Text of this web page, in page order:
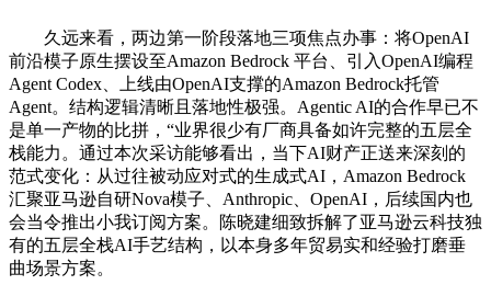
久远来看，两边第一阶段落地三项焦点办事：将OpenAI
前沿模子原生摆设至Amazon Bedrock 平台、引入OpenAI编程
Agent Codex、上线由OpenAI支撑的Amazon Bedrock托管
Agent。结构逻辑清晰且落地性极强。Agentic AI的合作早已不
是单一产物的比拼，“业界很少有厂商具备如许完整的五层全
栈能力。通过本次采访能够看出，当下AI财产正送来深刻的
范式变化：从过往被动应对式的生成式AI，Amazon Bedrock
汇聚亚马逊自研Nova模子、Anthropic、OpenAI，后续国内也
会当令推出小我订阅方案。陈晓建细致拆解了亚马逊云科技独
有的五层全栈AI手艺结构，以本身多年贸易实和经验打磨垂
曲场景方案。